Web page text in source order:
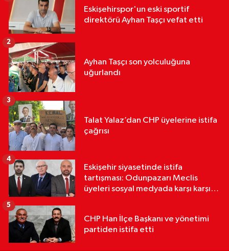
Eskişehirspor'un eski sportif
direktörü Ayhan Taşçı vefat etti
Ayhan Taşçı son yolculuğuna
uğurlandı
2
Talat Yalaz’dan CHP üyelerine istifa
çağrısı
3
Eskişehir siyasetinde istifa
tartışması: Odunpazarı Meclis
üyeleri sosyal medyada karşı karşıya
4
CHP Han İlçe Başkanı ve yönetimi
partiden istifa etti
5